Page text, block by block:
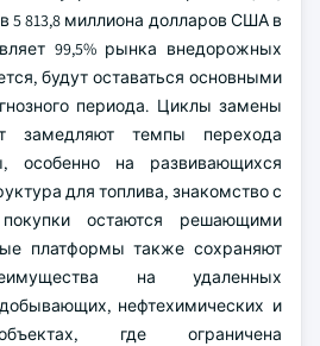
5 813,8 миллиона долларов США в
99,5% рынка внедорожных
будут оставаться основными
периода. Циклы замены
замедляют темпы перехода
особенно на развивающихся
для топлива, знакомство с
остаются решающими
платформы также сохраняют
на удаленных
нефтехимических и
где ограничена